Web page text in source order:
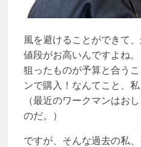
風を避けることができて
値段がお高いんですよね。
狙ったものが予算と合う
ンで購入！なんてこと、
（最近のワークマンはお
のだ。）
ですが、そんな過去の私